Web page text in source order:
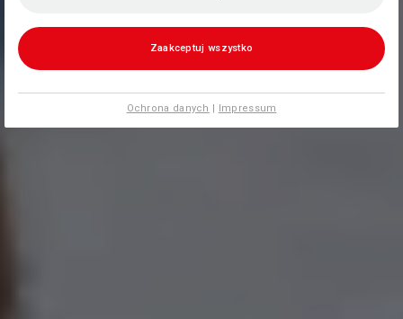
Zaakceptuj wszystko
Ochrona danych | Impressum